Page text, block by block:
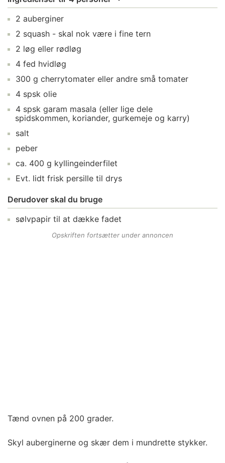
2 auberginer
2 squash - skal nok være i fine tern
2 løg eller rødløg
4 fed hvidløg
300 g cherrytomater eller andre små tomater
4 spsk olie
4 spsk garam masala (eller lige dele
spidskommen, koriander, gurkemeje og karry)
salt
peber
ca. 400 g kyllingeinderfilet
Evt. lidt frisk persille til drys
Derudover skal du bruge
sølvpapir til at dække fadet
Opskriften fortsætter under annoncen
Tænd ovnen på 200 grader.
Skyl auberginerne og skær dem i mundrette stykker.